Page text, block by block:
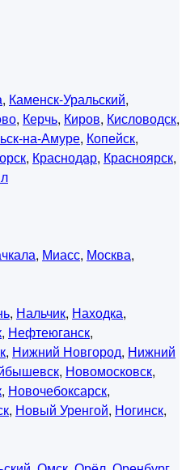
, Каменск-Уральский,
, Керчь, Киров, Кисловодск,
на-Амуре, Копейск,
, Краснодар, Красноярск,
, Миасс, Москва,
, Нальчик, Находка,
, Нефтеюганск,
, Нижний Новгород, Нижний
, Новомосковск,
, Новочебоксарск,
, Новый Уренгой, Ногинск,